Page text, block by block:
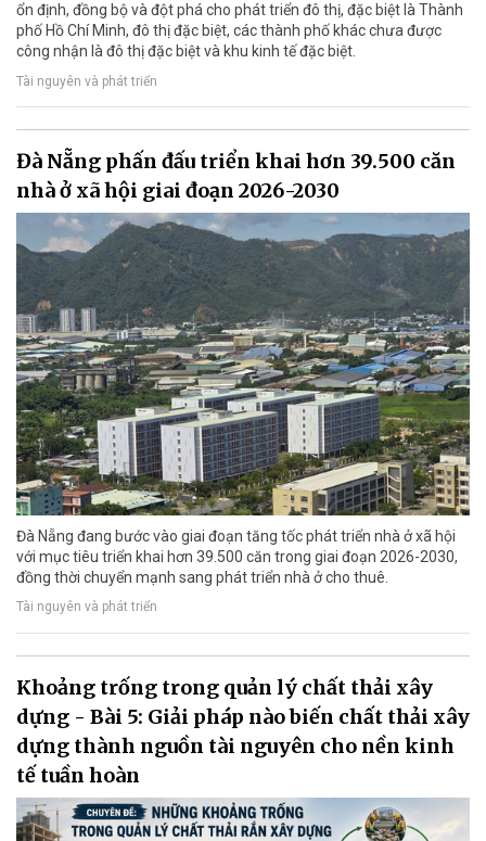
ổn định, đồng bộ và đột phá cho phát triển đô thị, đặc biệt là Thành
phố Hồ Chí Minh, đô thị đặc biệt, các thành phố khác chưa được
công nhận là đô thị đặc biệt và khu kinh tế đặc biệt.
Tài nguyên và phát triển
Đà Nẵng phấn đấu triển khai hơn 39.500 căn
nhà ở xã hội giai đoạn 2026-2030
Đà Nẵng đang bước vào giai đoạn tăng tốc phát triển nhà ở xã hội
với mục tiêu triển khai hơn 39.500 căn trong giai đoạn 2026-2030,
đồng thời chuyển mạnh sang phát triển nhà ở cho thuê.
Tài nguyên và phát triển
Khoảng trống trong quản lý chất thải xây
dựng - Bài 5: Giải pháp nào biến chất thải xây
dựng thành nguồn tài nguyên cho nền kinh
tế tuần hoàn